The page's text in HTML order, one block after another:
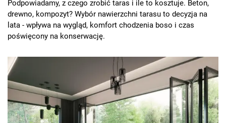
Podpowiadamy, z czego zrobić taras i ile to kosztuje. Beton,
drewno, kompozyt? Wybór nawierzchni tarasu to decyzja na
lata - wpływa na wygląd, komfort chodzenia boso i czas
poświęcony na konserwację.